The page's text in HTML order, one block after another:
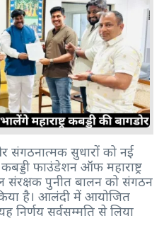
संगठनात्मक सुधारों को नई
फाउंडेशन ऑफ महाराष्ट्र
संरक्षक पुनीत बालन को संगठन
है। आलंदी में आयोजित
निर्णय सर्वसम्मति से लिया